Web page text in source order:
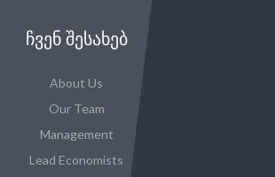
ᲩᲕᲔᲜ ᲨᲔᲡᲐᲮᲔᲑ
About Us
Our Team
Management
Lead Economists